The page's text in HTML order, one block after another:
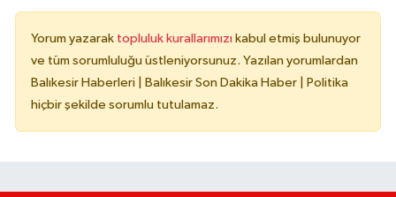
Yorum yazarak topluluk kurallarımızı kabul etmiş bulunuyor
ve tüm sorumluluğu üstleniyorsunuz. Yazılan yorumlardan
Balıkesir Haberleri | Balıkesir Son Dakika Haber | Politika
hiçbir şekilde sorumlu tutulamaz.